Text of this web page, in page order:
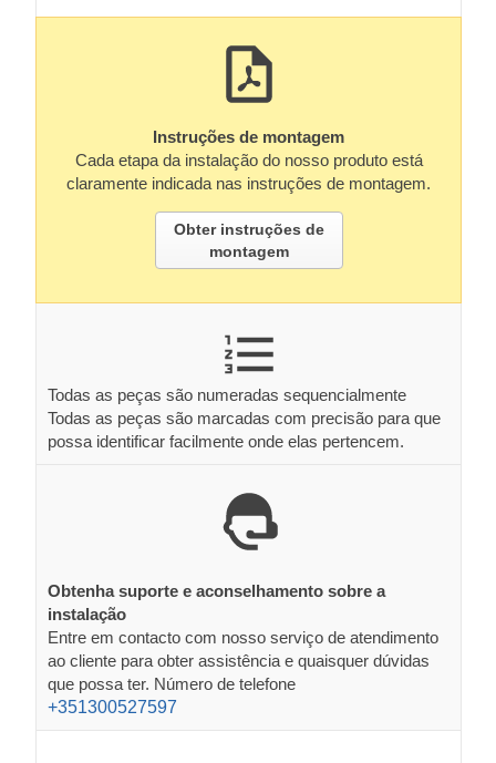
Instruções de montagem
Cada etapa da instalação do nosso produto está
claramente indicada nas instruções de montagem.
Obter instruções de
montagem
Todas as peças são numeradas sequencialmente
Todas as peças são marcadas com precisão para que
possa identificar facilmente onde elas pertencem.
Obtenha suporte e aconselhamento sobre a
instalação
Entre em contacto com nosso serviço de atendimento
ao cliente para obter assistência e quaisquer dúvidas
que possa ter. Número de telefone
+351300527597